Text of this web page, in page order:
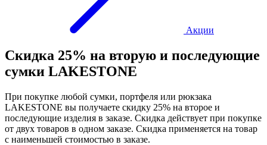
Акции
Скидка 25% на вторую и последующие
сумки LAKESTONE
При покупке любой сумки, портфеля или рюкзака
LAKESTONE вы получаете скидку 25% на второе и
последующие изделия в заказе. Скидка действует при покупке
от двух товаров в одном заказе. Скидка применяется на товар
с наименьшей стоимостью в заказе.